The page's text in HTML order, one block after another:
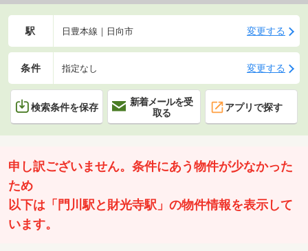
駅 日豊本線｜日向市 変更する
条件 指定なし 変更する
検索条件を保存
新着メールを受
取る
アプリで探す
申し訳ございません。条件にあう物件が少なかった
ため
以下は「門川駅と財光寺駅」の物件情報を表示して
います。